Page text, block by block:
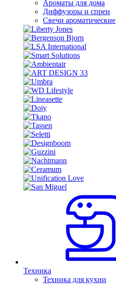
Ароматы для дома
Диффузоры и спреи
Свечи ароматические
Техника
Техника для кухни